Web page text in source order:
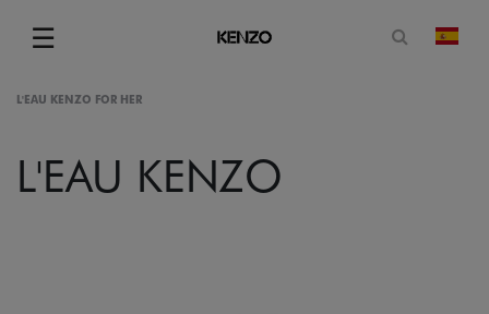
☰
Menu
Abrir
L'EAU KENZO FOR HER
L'EAU KENZO